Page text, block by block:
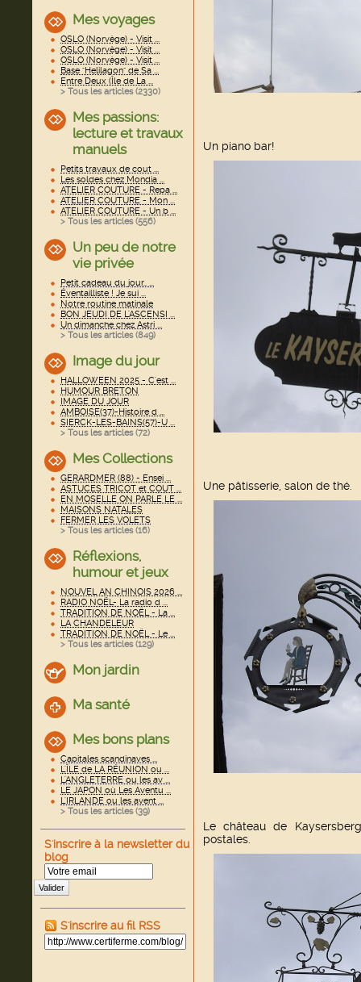
Mes voyages
OSLO (Norvège) - Visit ...
OSLO (Norvège) - Visit ...
OSLO (Norvège) - Visit ...
Base "Helilagon" de Sa ...
Entre Deux (Île de La ...
> Tous les articles (2330)
Mes passions:
lecture et travaux
manuels
Petits travaux de cout ...
Les soldes chez Mondia ...
ATELIER COUTURE - Repa ...
ATELIER COUTURE - Mon ...
ATELIER COUTURE - Un b ...
> Tous les articles (556)
Un peu de notre
vie privée
Petit cadeau du jour.. ...
Éventailliste ! Je sui ...
Notre routine matinale
BON JEUDI DE L'ASCENSI ...
Un dimanche chez Astri ...
> Tous les articles (849)
Image du jour
HALLOWEEN 2025 - C'est ...
HUMOUR BRETON
IMAGE DU JOUR
AMBOISE(37)-Histoire d ...
SIERCK-LES-BAINS(57)-U ...
> Tous les articles (72)
Mes Collections
GERARDMER (88) - Ensei ...
ASTUCES TRICOT et COUT ...
EN MOSELLE ON PARLE LE ...
MAISONS NATALES
FERMER LES VOLETS
> Tous les articles (16)
Réflexions,
humour et jeux
NOUVEL AN CHINOIS 2026 ...
RADIO NOËL- La radio d ...
TRADITION DE NOËL - La ...
LA CHANDELEUR
TRADITION DE NOËL - Le ...
> Tous les articles (129)
Mon jardin
Ma santé
Mes bons plans
Capitales scandinaves ...
L'ÎLE de LA RÉUNION ou ...
L'ANGLETERRE ou les av ...
LE JAPON où Les Aventu ...
L'IRLANDE ou les avent ...
> Tous les articles (39)
S'inscrire à la newsletter du
blog
Valider
S'inscrire au fil RSS
Un piano bar!
Une pâtisserie, salon de thé.
Le château de
postales.